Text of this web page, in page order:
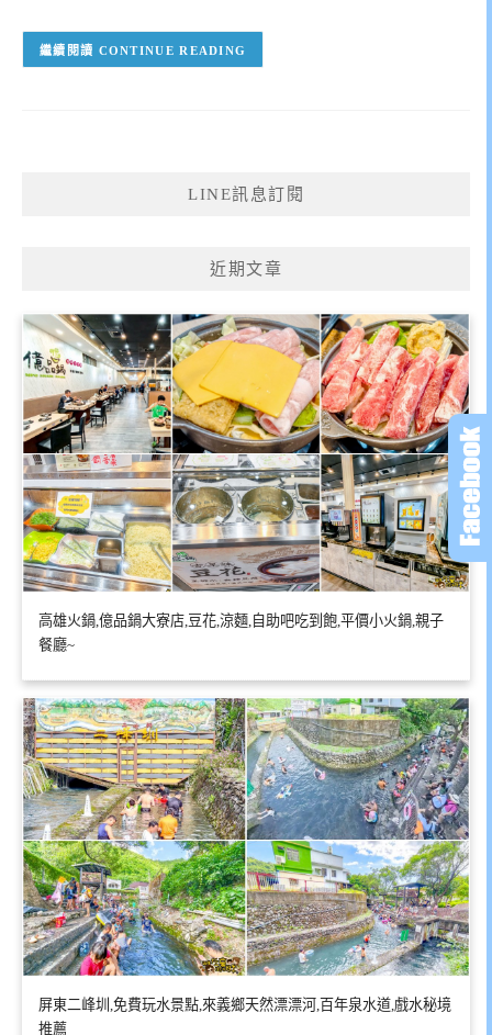
CONTINUE READING
LINE訊息訂閱
近期文章
高雄火鍋,億品鍋大寮店,豆花,涼麵,自助吧吃到飽,平價小火鍋,親子
餐廳~
屏東二峰圳,免費玩水景點,來義鄉天然漂漂河,百年泉水道,戲水秘境
推薦